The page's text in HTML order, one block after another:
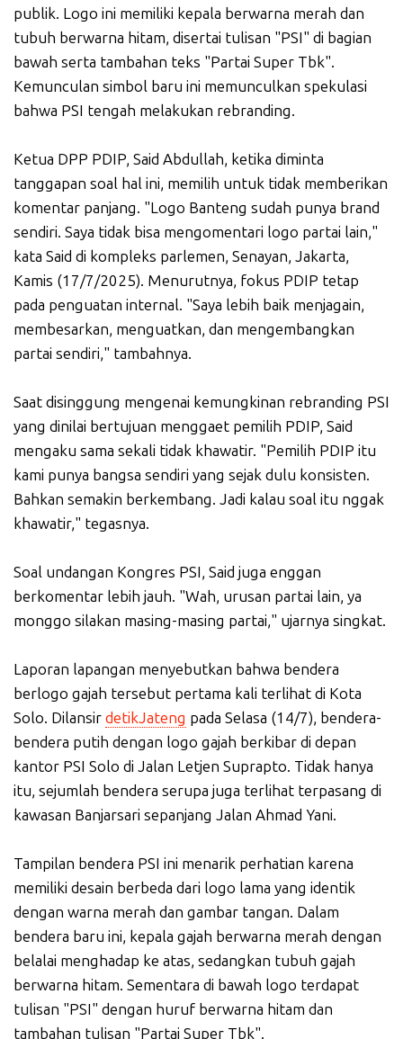
publik. Logo ini memiliki kepala berwarna merah dan
tubuh berwarna hitam, disertai tulisan "PSI" di bagian
bawah serta tambahan teks "Partai Super Tbk".
Kemunculan simbol baru ini memunculkan spekulasi
bahwa PSI tengah melakukan rebranding.
Ketua DPP PDIP, Said Abdullah, ketika diminta
tanggapan soal hal ini, memilih untuk tidak memberikan
komentar panjang. "Logo Banteng sudah punya brand
sendiri. Saya tidak bisa mengomentari logo partai lain,"
kata Said di kompleks parlemen, Senayan, Jakarta,
Kamis (17/7/2025). Menurutnya, fokus PDIP tetap
pada penguatan internal. "Saya lebih baik menjagain,
membesarkan, menguatkan, dan mengembangkan
partai sendiri," tambahnya.
Saat disinggung mengenai kemungkinan rebranding PSI
yang dinilai bertujuan menggaet pemilih PDIP, Said
mengaku sama sekali tidak khawatir. "Pemilih PDIP itu
kami punya bangsa sendiri yang sejak dulu konsisten.
Bahkan semakin berkembang. Jadi kalau soal itu nggak
khawatir," tegasnya.
Soal undangan Kongres PSI, Said juga enggan
berkomentar lebih jauh. "Wah, urusan partai lain, ya
monggo silakan masing-masing partai," ujarnya singkat.
Laporan lapangan menyebutkan bahwa bendera
berlogo gajah tersebut pertama kali terlihat di Kota
Solo. Dilansir detikJateng pada Selasa (14/7), bendera-
bendera putih dengan logo gajah berkibar di depan
kantor PSI Solo di Jalan Letjen Suprapto. Tidak hanya
itu, sejumlah bendera serupa juga terlihat terpasang di
kawasan Banjarsari sepanjang Jalan Ahmad Yani.
Tampilan bendera PSI ini menarik perhatian karena
memiliki desain berbeda dari logo lama yang identik
dengan warna merah dan gambar tangan. Dalam
bendera baru ini, kepala gajah berwarna merah dengan
belalai menghadap ke atas, sedangkan tubuh gajah
berwarna hitam. Sementara di bawah logo terdapat
tulisan "PSI" dengan huruf berwarna hitam dan
tambahan tulisan "Partai Super Tbk".